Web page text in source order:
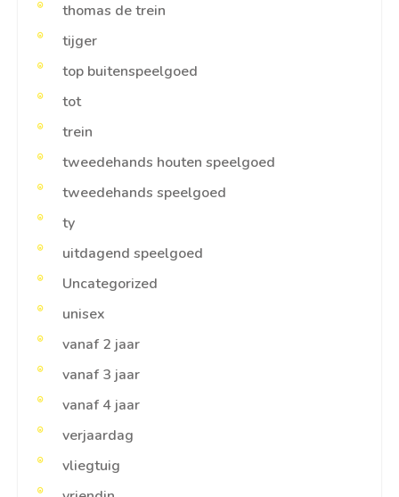
thomas de trein
tijger
top buitenspeelgoed
tot
trein
tweedehands houten speelgoed
tweedehands speelgoed
ty
uitdagend speelgoed
Uncategorized
unisex
vanaf 2 jaar
vanaf 3 jaar
vanaf 4 jaar
verjaardag
vliegtuig